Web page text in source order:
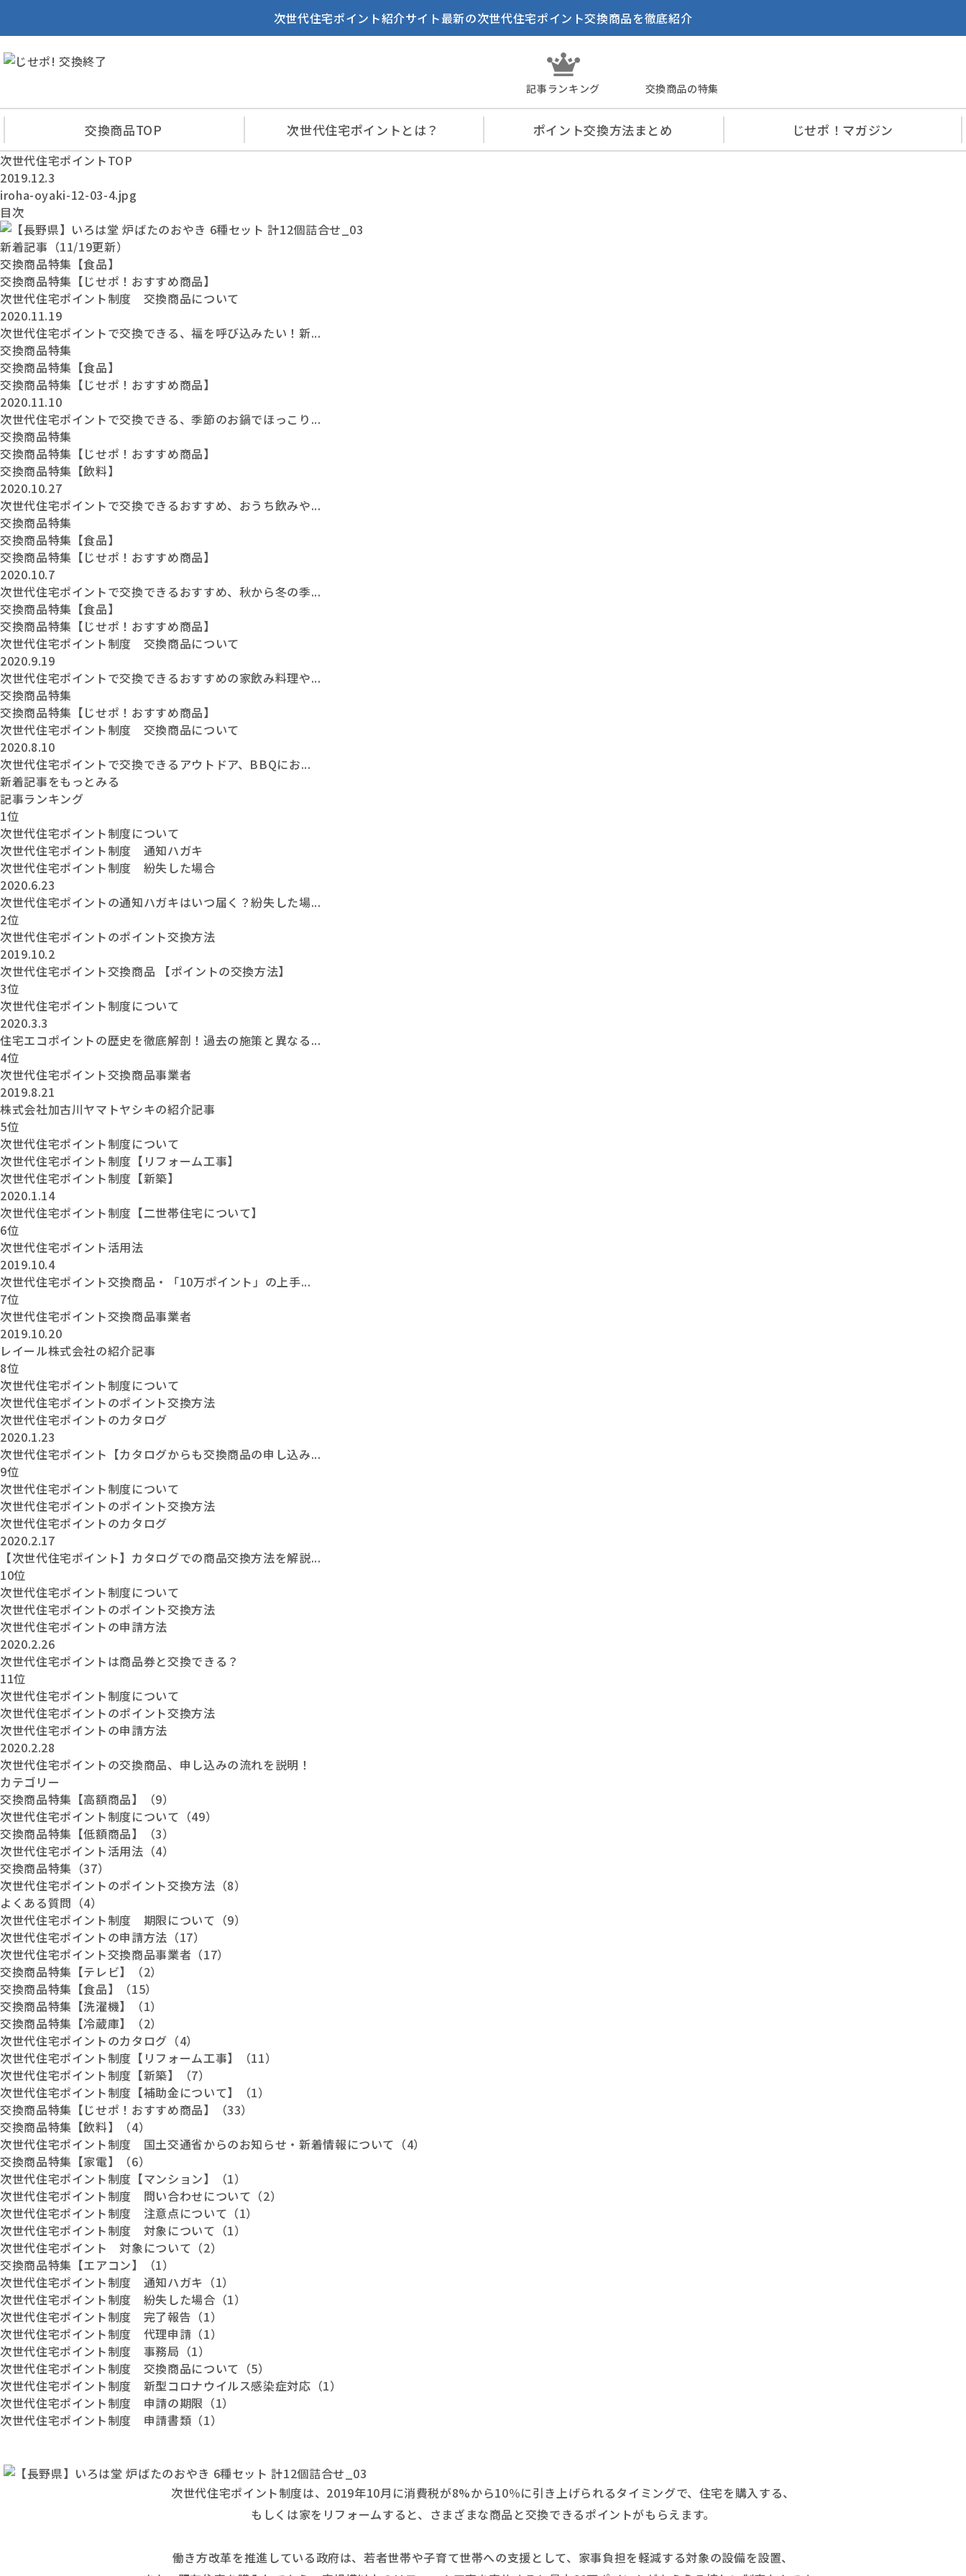
次世代住宅ポイント紹介サイト最新の次世代住宅ポイント交換商品を徹底紹介
記事ランキング 交換商品の特集
交換商品TOP 次世代住宅ポイントとは？ ポイント交換方法まとめ じせポ！ マガジン
次世代住宅ポイントTOP
2019.12.3
iroha-oyaki-12-03-4.jpg
目次
新着記事（11/19更新）
交換商品特集【食品】
交換商品特集【じせポ！おすすめ商品】
次世代住宅ポイント制度 交換商品について
2020.11.19
次世代住宅ポイントで交換できる、福を呼び込みたい！新...
交換商品特集
交換商品特集【食品】
交換商品特集【じせポ！おすすめ商品】
2020.11.10
次世代住宅ポイントで交換できる、季節のお鍋でほっこり...
交換商品特集
交換商品特集【じせポ！おすすめ商品】
交換商品特集【飲料】
2020.10.27
次世代住宅ポイントで交換できるおすすめ、おうち飲みや...
交換商品特集
交換商品特集【食品】
交換商品特集【じせポ！おすすめ商品】
2020.10.7
次世代住宅ポイントで交換できるおすすめ、秋から冬の季...
交換商品特集【食品】
交換商品特集【じせポ！おすすめ商品】
次世代住宅ポイント制度 交換商品について
2020.9.19
次世代住宅ポイントで交換できるおすすめの家飲み料理や...
交換商品特集
交換商品特集【じせポ！おすすめ商品】
次世代住宅ポイント制度 交換商品について
2020.8.10
次世代住宅ポイントで交換できるアウトドア、BBQにお...
新着記事をもっとみる
記事ランキング
1位
次世代住宅ポイント制度について
次世代住宅ポイント制度 通知ハガキ
次世代住宅ポイント制度 紛失した場合
2020.6.23
次世代住宅ポイントの通知ハガキはいつ届く？紛失した場...
2位
次世代住宅ポイントのポイント交換方法
2019.10.2
次世代住宅ポイント交換商品 【ポイントの交換方法】
3位
次世代住宅ポイント制度について
2020.3.3
住宅エコポイントの歴史を徹底解剖！過去の施策と異なる...
4位
次世代住宅ポイント交換商品事業者
2019.8.21
株式会社加古川ヤマトヤシキの紹介記事
5位
次世代住宅ポイント制度について
次世代住宅ポイント制度【リフォーム工事】
次世代住宅ポイント制度【新築】
2020.1.14
次世代住宅ポイント制度【二世帯住宅について】
6位
次世代住宅ポイント活用法
2019.10.4
次世代住宅ポイント交換商品・「10万ポイント」の上手...
7位
次世代住宅ポイント交換商品事業者
2019.10.20
レイール株式会社の紹介記事
8位
次世代住宅ポイント制度について
次世代住宅ポイントのポイント交換方法
次世代住宅ポイントのカタログ
2020.1.23
次世代住宅ポイント【カタログからも交換商品の申し込み...
9位
次世代住宅ポイント制度について
次世代住宅ポイントのポイント交換方法
次世代住宅ポイントのカタログ
2020.2.17
【次世代住宅ポイント】カタログでの商品交換方法を解説...
10位
次世代住宅ポイント制度について
次世代住宅ポイントのポイント交換方法
次世代住宅ポイントの申請方法
2020.2.26
次世代住宅ポイントは商品券と交換できる？
11位
次世代住宅ポイント制度について
次世代住宅ポイントのポイント交換方法
次世代住宅ポイントの申請方法
2020.2.28
次世代住宅ポイントの交換商品、申し込みの流れを説明！
カテゴリー
交換商品特集【高額商品】（9）
次世代住宅ポイント制度について（49）
交換商品特集【低額商品】（3）
次世代住宅ポイント活用法（4）
交換商品特集（37）
次世代住宅ポイントのポイント交換方法（8）
よくある質問（4）
次世代住宅ポイント制度 期限について（9）
次世代住宅ポイントの申請方法（17）
次世代住宅ポイント交換商品事業者（17）
交換商品特集【テレビ】（2）
交換商品特集【食品】（15）
交換商品特集【洗濯機】（1）
交換商品特集【冷蔵庫】（2）
次世代住宅ポイントのカタログ（4）
次世代住宅ポイント制度【リフォーム工事】（11）
次世代住宅ポイント制度【新築】（7）
次世代住宅ポイント制度【補助金について】（1）
交換商品特集【じせポ！おすすめ商品】（33）
交換商品特集【飲料】（4）
次世代住宅ポイント制度 国土交通省からのお知らせ・新着情報について（4）
交換商品特集【家電】（6）
次世代住宅ポイント制度【マンション】（1）
次世代住宅ポイント制度 問い合わせについて（2）
次世代住宅ポイント制度 注意点について（1）
次世代住宅ポイント制度 対象について（1）
次世代住宅ポイント 対象について（2）
交換商品特集【エアコン】（1）
次世代住宅ポイント制度 通知ハガキ（1）
次世代住宅ポイント制度 紛失した場合（1）
次世代住宅ポイント制度 完了報告（1）
次世代住宅ポイント制度 代理申請（1）
次世代住宅ポイント制度 事務局（1）
次世代住宅ポイント制度 交換商品について（5）
次世代住宅ポイント制度 新型コロナウイルス感染症対応（1）
次世代住宅ポイント制度 申請の期限（1）
次世代住宅ポイント制度 申請書類（1）
次世代住宅ポイント制度は、2019年10月に消費税が8%から10％に引き上げられるタイミングで、住宅を購入する、
もしくは家をリフォームすると、さまざまな商品と交換できるポイントがもらえます。
働き方改革を推進している政府は、若者世帯や子育て世帯への支援として、家事負担を軽減する対象の設備を設置、